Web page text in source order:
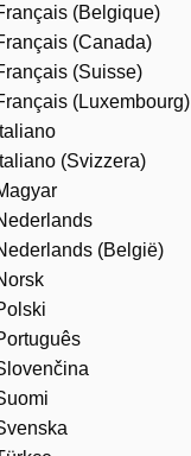
(Belgique)
(Canada)
(Suisse)
(Luxembourg)
Italiano
Italiano (Svizzera)
(België)